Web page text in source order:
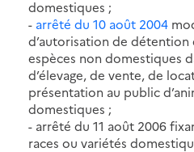
domestiques ;
- arrêté du 10 août 2004
d’autorisation de détention
espèces non domestiques
d’élevage, de vente, de
présentation au public
domestiques ;
- arrêté du 11 août 2006
races ou variétés